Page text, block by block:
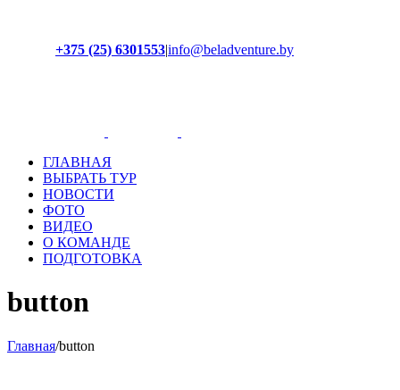
+375 (25) 6301553|info@beladventure.by
ГЛАВНАЯ
ВЫБРАТЬ ТУР
НОВОСТИ
ФОТО
ВИДЕО
О КОМАНДЕ
ПОДГОТОВКА
button
Главная/button